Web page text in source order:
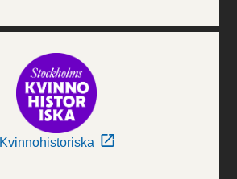
Kvinnohistoriska